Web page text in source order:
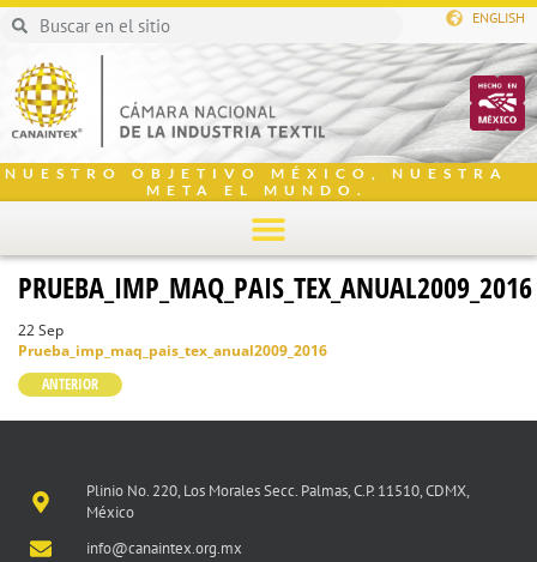
ENGLISH
NUESTRO OBJETIVO MÉXICO, NUESTRA
META EL MUNDO.
PRUEBA_IMP_MAQ_PAIS_TEX_ANUAL2009_2016
22 Sep
Prueba_imp_maq_pais_tex_anual2009_2016
ANTERIOR
Plinio No. 220, Los Morales Secc. Palmas, C.P. 11510, CDMX,
México
info@canaintex.org.mx